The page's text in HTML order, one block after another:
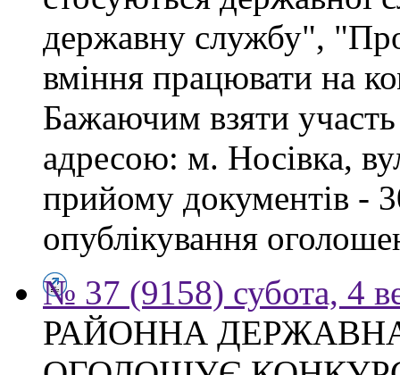
державну службу",
вміння працювати на
Бажаючим взяти участь
адресою: м. Носівка,
прийому документів -
опублікування
№ 37 (9158) субота, 4
РАЙОННА